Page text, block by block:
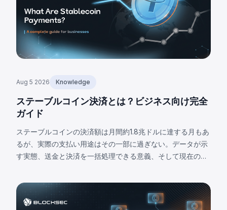
Aug 5 2026 Knowledge
ステーブルコイン決済とは？ビジネス向け完全
ガイド
ステーブルコインの決済額は月間約1.8兆ドルに達する月もあ
るが、実際の支払い用途はその一部に過ぎない。データが示
す実態、送金と決済を一括処理できる意義、そして現在の限